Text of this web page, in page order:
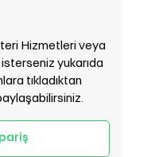
Hizmetleri veya
yukarıda
tıkladıktan